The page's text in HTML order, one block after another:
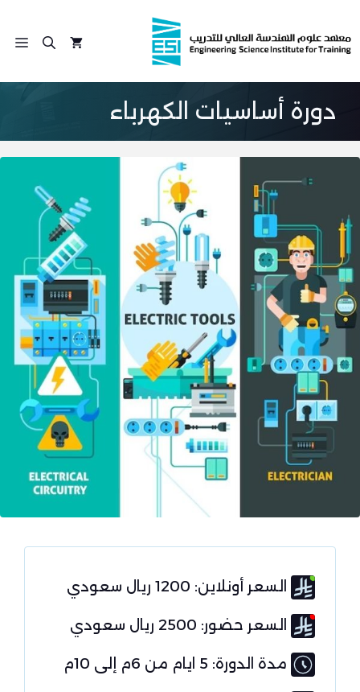
إلى
المحتوى
دورة أساسيات الكهرباء
السعر أونلاين: 1200 ريال سعودي
السعر حضور: 2500 ريال سعودي
مدة الدورة: 5 ايام من 6م إلى 10م